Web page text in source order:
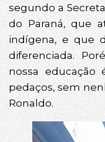
segundo a
do Paraná, que
indígena, e que
diferenciada.
nossa
pedaços, sem
Ronaldo.